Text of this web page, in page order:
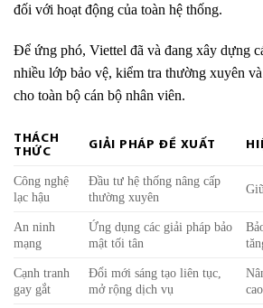
đối với hoạt động của toàn hệ thống.
Để ứng phó, Viettel đã và đang xây dựng
nhiều lớp bảo vệ, kiểm tra thường xuyên
cho toàn bộ cán bộ nhân viên.
THÁCH
THỨC
GIẢI PHÁP ĐỀ XUẤT
Công nghệ
lạc hậu
Đầu tư hệ thống nâng cấp
thường xuyên
An ninh
mạng
Ứng dụng các giải pháp bảo
mật tối tân
Cạnh tranh
gay gắt
Đổi mới sáng tạo liên tục,
mở rộng dịch vụ